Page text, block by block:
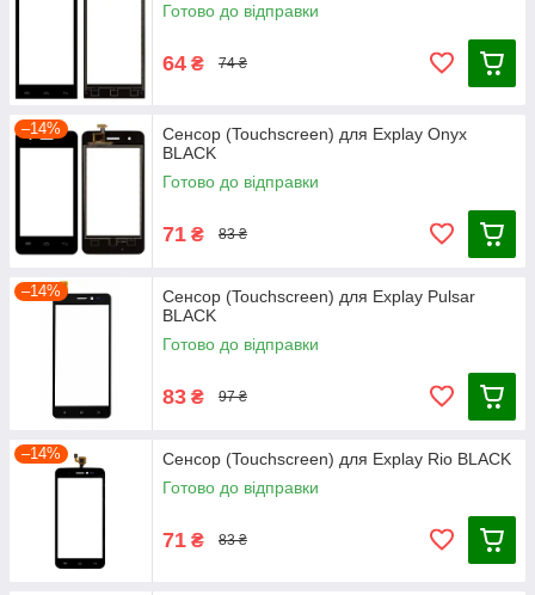
Готово до відправки
64 ₴ 74 ₴
–14%
Сенсор (Touchscreen) для Explay Onyx
BLACK
Готово до відправки
71 ₴ 83 ₴
–14%
Сенсор (Touchscreen) для Explay Pulsar
BLACK
Готово до відправки
83 ₴ 97 ₴
–14%
Сенсор (Touchscreen) для Explay Rio BLACK
Готово до відправки
71 ₴ 83 ₴